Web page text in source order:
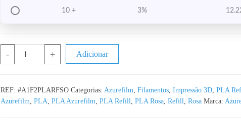
10 + 3%
- + Adicionar
REF: #A1F2PLARFSO Categorias: Azurefilm, Filamentos, Impressão 3D, PLA
Azurefilm, PLA, PLA Azurefilm, PLA Refill, PLA Rosa, Refill, Rosa Marca: